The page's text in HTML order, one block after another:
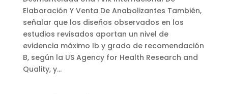
Elaboración Y Venta De Anabolizantes También,
señalar que los diseños observados en los
estudios revisados aportan un nivel de
evidencia máximo Ib y grado de recomendación
B, según la US Agency for Health Research and
Quality, y...